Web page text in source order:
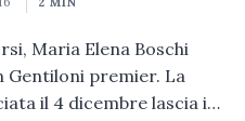
Maria Elena Boschi
Gentiloni premier. La
il 4 dicembre lascia i…